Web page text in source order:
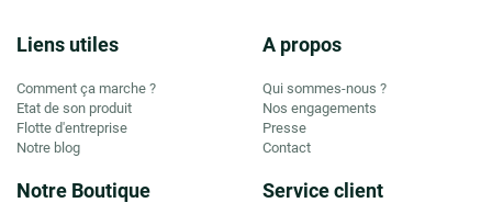
Liens utiles
Comment ça marche ?
Etat de son produit
Flotte d'entreprise
Notre blog
A propos
Qui sommes-nous ?
Nos engagements
Presse
Contact
Notre Boutique Service client